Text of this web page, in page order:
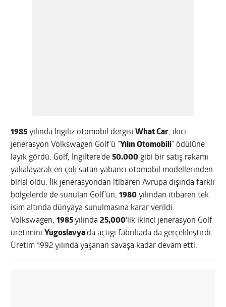
1985 yılında İngiliz otomobil dergisi What Car, ikici
jenerasyon Volkswagen Golf’ü “Yılın Otomobili” ödülüne
layık gördü. Golf, İngiltere’de50.000 gibi bir satış rakamı
yakalayarak en çok satan yabancı otomobil modellerinden
birisi oldu. İlk jenerasyondan itibaren Avrupa dışında farklı
bölgelerde de sunulan Golf’ün,1980 yılından itibaren tek
isim altında dünyaya sunulmasına karar verildi.
Volkswagen,1985yılında25,000‘lik ikinci jenerasyon Golf
üretimini Yugoslavya‘da açtığı fabrikada da gerçekleştirdi.
Üretim 1992 yılında yaşanan savaşa kadar devam etti.